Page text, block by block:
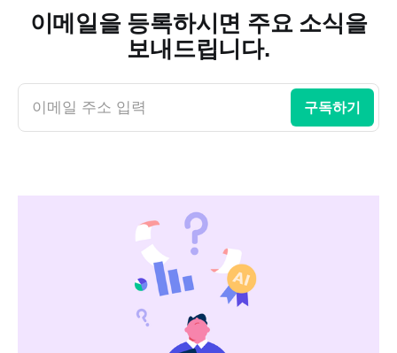
이메일을 등록하시면 주요 소식을
보내드립니다.
이메일 주소 입력 구독하기